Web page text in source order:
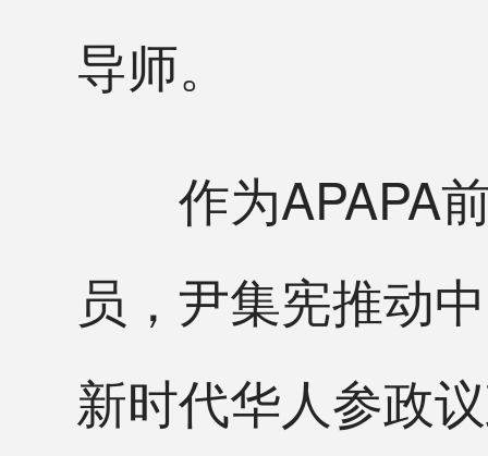
导师。
作为APAPA前
员，尹集宪推动
新时代华人参政